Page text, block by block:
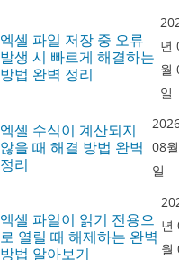
엑셀 파일 저장 중 오류
발생 시 빠르게 해결하는
방법 완벽 정리
년
월
일
엑셀 수식이 계산되지
않을 때 해결 방법 완벽
정리
08
일
엑셀 파일이 읽기 전용으
로 열릴 때 해제하는 완벽
방법 알아보기
년
월